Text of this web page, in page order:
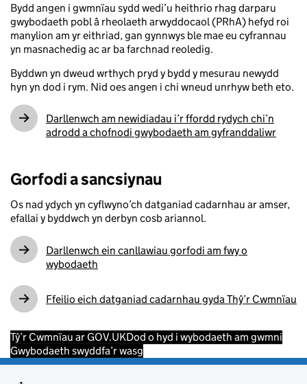
Bydd angen i gwmnïau sydd wedi’u heithrio rhag darparu
gwybodaeth pobl â rheolaeth arwyddocaol (PRhA) hefyd roi
manylion am yr eithriad, gan gynnwys ble mae eu cyfrannau
yn masnachedig ac ar ba farchnad reoledig.
Byddwn yn dweud wrthych pryd y bydd y mesurau newydd
hyn yn dod i rym. Nid oes angen i chi wneud unrhyw beth eto.
Darllenwch am newidiadau i’r ffordd rydych chi’n
adrodd a chofnodi gwybodaeth am gyfranddaliwr
Gorfodi a sancsiynau
Os nad ydych yn cyflwyno’ch datganiad cadarnhau ar amser,
efallai y byddwch yn derbyn cosb ariannol.
Darllenwch ein canllawiau gorfodi am fwy o
wybodaeth
Ffeilio eich datganiad cadarnhau gyda Thŷ’r Cwmnïau
Tŷ’r Cwmnïau ar GOV.UKDod o hyd i wybodaeth am gwmni
Gwybodaeth swyddfa’r wasg